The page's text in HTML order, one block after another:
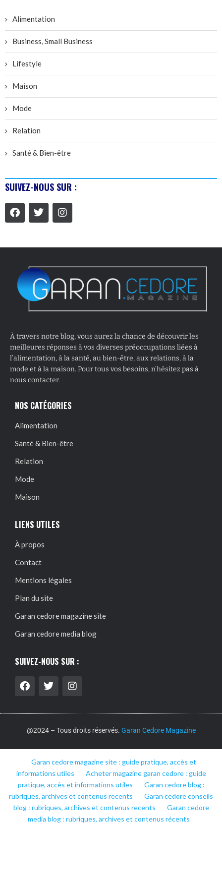
Alimentation
Business, Small Business
Lifestyle
Maison
Mode
Relation
Santé & Bien-être
SUIVEZ-NOUS SUR :
À travers notre blog, vous aurez la chance de découvrir les
meilleures réponses à vos diverses préoccupations liées à
l’alimentation, à la santé, au bien-être, aux relations, à la
mode et à la maison. Pour tous vos besoins, n’hésitez pas à
nous contacter.
NOS CATÉGORIES
Alimentation
Santé & Bien-être
Relation
Mode
Maison
LIENS UTILES
À propos
Contact
Mentions légales
Plan du site
Garan cedore magazine site
Garan cedore media blog
SUIVEZ-NOUS SUR :
@2024 – Tous droits réservés. Garan Cedore Magazine
Garan cedore magazine site : guide pratique, accès et
informations utiles
Acheter magazine garan cedore : guide
pratique, accès et informations utiles
Garan cedore blog :
rubriques, archives et contenus recents
Garan cedore conseils
blog : rubriques, archives et contenus recents
Garan cedore
media blog : rubriques, archives et contenus récents